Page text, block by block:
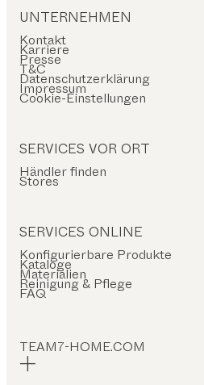
UNTERNEHMEN
Kontakt
Karriere
Presse
T&C
Datenschutzerklärung
Impressum
Cookie-Einstellungen
SERVICES VOR ORT
Händler finden
Stores
SERVICES ONLINE
Konfigurierbare Produkte
Kataloge
Materialien
Reinigung & Pflege
FAQ
TEAM7-HOME.COM